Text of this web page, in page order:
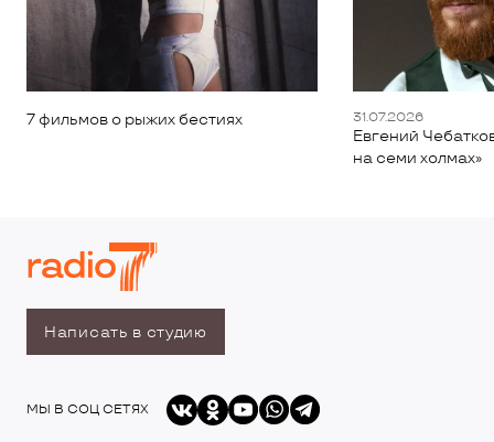
7 фильмов о рыжих бестиях 31.07.2026
Евгений
на семи холмах»
Написать в студию
МЫ В СОЦ СЕТЯХ